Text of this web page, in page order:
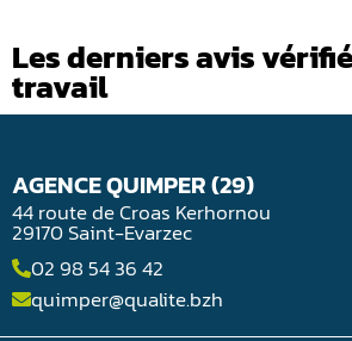
Les derniers avis
travail
AGENCE QUIMPER (29)
44 route de Croas Kerhornou
29170 Saint-Evarzec
02 98 54 36 42
quimper@qualite.bzh